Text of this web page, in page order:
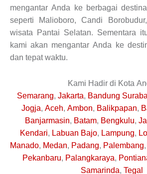
mengantar Anda ke berbagai
seperti Malioboro, Candi
wisata Pantai Selatan. Sementara
kami akan mengantar Anda ke
dan tepat waktu.
Kami Hadir di Kota
Semarang, Jakarta, Bandung
Jogja, Aceh, Ambon, Balikpapan,
Banjarmasin, Batam, Bengkulu,
Kendari, Labuan Bajo, Lampung,
Manado, Medan, Padang, Palembang,
Pekanbaru, Palangkaraya,
Samarinda, Tegal